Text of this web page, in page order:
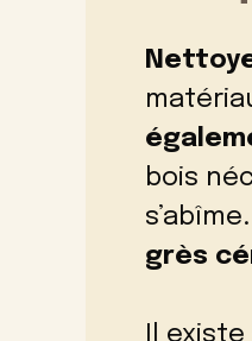
bois
grès
Il